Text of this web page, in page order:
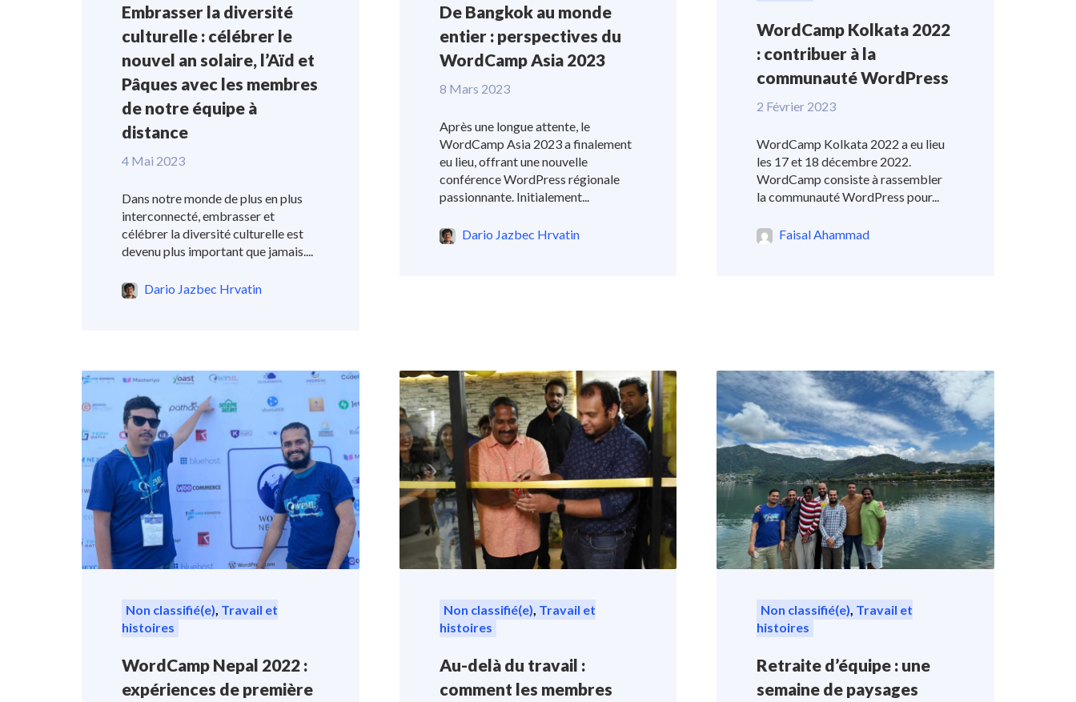
Embrasser la diversité
culturelle : célébrer le
nouvel an solaire, l’Aïd et
Pâques avec les membres
de notre équipe à
distance
4 Mai 2023
Dans notre monde de plus en plus
interconnecté, embrasser et
célébrer la diversité culturelle est
devenu plus important que jamais....
Dario Jazbec Hrvatin
De Bangkok au monde
entier : perspectives du
WordCamp Asia 2023
8 Mars 2023
Après une longue attente, le
WordCamp Asia 2023 a finalement
eu lieu, offrant une nouvelle
conférence WordPress régionale
passionnante. Initialement...
Dario Jazbec Hrvatin
WordCamp Kolkata 2022
: contribuer à la
communauté WordPress
2 Février 2023
WordCamp Kolkata 2022 a eu lieu
les 17 et 18 décembre 2022.
WordCamp consiste à rassembler
la communauté WordPress pour...
Faisal Ahammad
Non classifié(e) Travail et
histoires
WordCamp Nepal 2022 :
expériences de première
Non classifié(e) Travail et
histoires
Au-delà du travail :
comment les membres
Non classifié(e) Travail et
histoires
Retraite d’équipe : une
semaine de paysages